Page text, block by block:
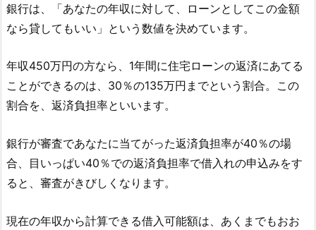
銀行は、「あなたの年収に対して、ローンとしてこの金額
なら貸してもいい」という数値を決めています。
年収450万円の方なら、1年間に住宅ローンの返済にあてる
ことができるのは、30％の135万円までという割合。この
割合を、返済負担率といいます。
銀行が審査であなたに当てがった返済負担率が40％の場
合、目いっぱい40％での返済負担率で借入れの申込みをす
ると、審査がきびしくなります。
現在の年収から計算できる借入可能額は、あくまでもおお